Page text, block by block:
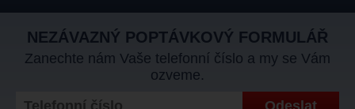
NEZÁVAZNÝ POPTÁVKOVÝ FORMULÁŘ
Zanechte nám Vaše telefonní číslo a my se Vám
ozveme.